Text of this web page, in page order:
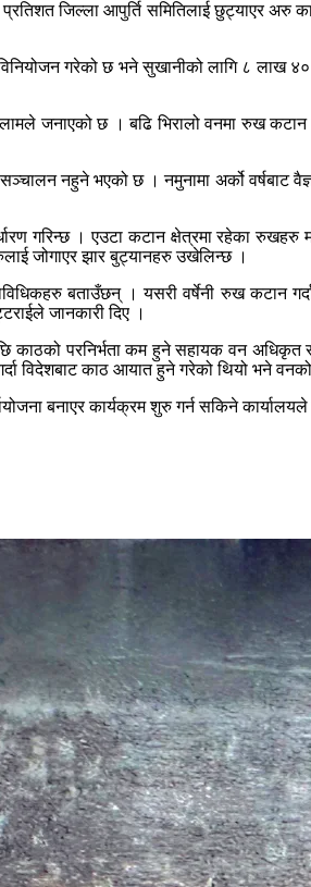
जिल्ला आपुर्ति समितिलाई छुट्याएर
गरेको छ भने सुखानीको लागि ८ लाख
जनाएको छ । बढि भिरालो वनमा रुख
नहुने भएको छ । नमुनामा अर्को वर्षबाट
गरिन्छ । एउटा कटान क्षेत्रमा रहेका
जोगाएर झार बुट्यानहरु उखेलिन्छ ।
बताउँछन् । यसरी वर्षेनी रुख कटान
जानकारी दिए ।
काठको परनिर्भता कम हुने सहायक वन
विदेशबाट काठ आयात हुने गरेको थियो भने
बनाएर कार्यक्रम शुरु गर्न सकिने